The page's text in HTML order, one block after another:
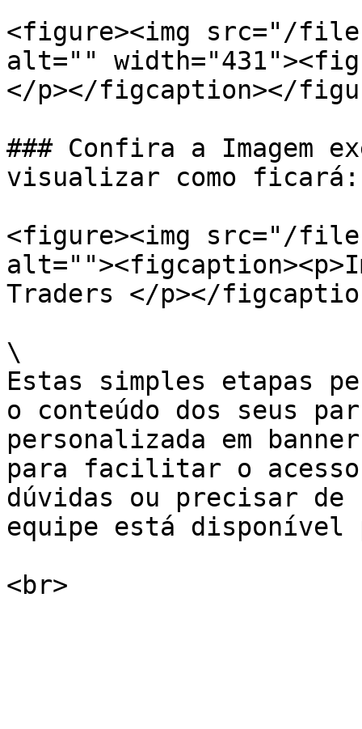
<figure><img src="/
alt=""
</p></figcaption></
### Confira a Imagem
visualizar como ficará:
<figure><img src="/
Traders </p></
\
Estas simples etapas
o conteúdo dos seus
personalizada em
para facilitar o
dúvidas ou precisar
equipe está disponível